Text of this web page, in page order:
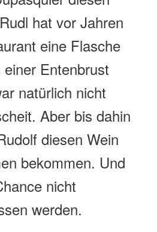
hat vor Jahren
eine Flasche
Entenbrust
natürlich nicht
Aber bis dahin
diesen Wein
bekommen. Und
nicht
werden.